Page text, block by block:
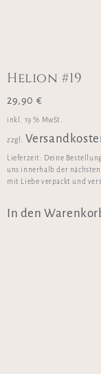
Helion #19
29,90 €
inkl. 19 % MwSt.
zzgl.
Lieferzeit: Deine
uns innerhalb der nächsten
mit Liebe verpackt und
In den